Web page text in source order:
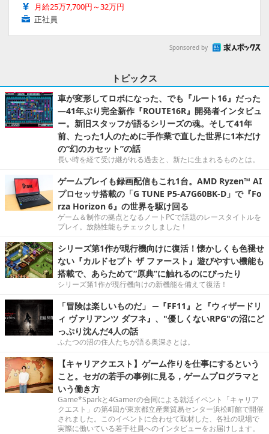
月給25万7,700円～32万円
正社員
Sponsored by
トピックス
車が変形してロボになった、でも『ルート16』だった
―41年ぶり完全新作『ROUTE16R』開発者インタビュ
ー。新旧スタッフが語るシリーズの魂。そして41年
前、たった1人のために手作業で直した世界に1本だけ
の“幻のカセット”の話
長い時を経て受け継がれる過去と、新たに生まれるものとは。
ゲームプレイも録画配信もこれ1台。AMD Ryzen™ AI
プロセッサ搭載の「G TUNE P5-A7G60BK-D」で『Fo
rza Horizon 6』の世界を駆け回る
ゲーム＆制作の拠点となるノートPCで話題のレースタイトルを
プレイ。放熱性能もチェックしました！
シリーズ第1作が現行機向けに復活！懐かしくも色褪せ
ない『カルドセプト ザ ファースト』遊びやすい機能も
搭載で、あらためて“原典”に触れるのにぴったり
シリーズ第1作が現行機向けの新機能を備えて復活！
「冒険は楽しいものだ」 ─『FF11』と『ウィザードリ
ィ ヴァリアンツ ダフネ』、"優しくないRPG"の沼にど
っぷり沈んだ4人の話
ふたつの沼の住人たちが語る奥深さとは。
【キャリアクエスト】ゲーム作りを仕事にするという
こと。セガの若手の事例に見る，ゲームプログラマと
いう働き方
Game*Sparkと4Gamerの合同による就活イベント「キャリア
クエスト」の第4回が東京都立産業貿易センター浜松町館で開催
されました。このイベントに合わせて取材した、各社の現場で
実際に働いている若手社員へのインタビューをお届けします。